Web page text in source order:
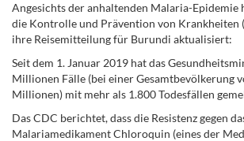
Angesichts der anhaltenden Malaria-Epidemie
die Kontrolle und Prävention von Krankheiten
ihre Reisemitteilung für Burundi aktualisiert:
Seit dem 1. Januar 2019 hat das
Millionen Fälle (bei einer Gesamtbevölkerung
Millionen) mit mehr als 1.800 Todesfällen
Das CDC berichtet, dass die Resistenz gegen
Malariamedikament Chloroquin (eines der